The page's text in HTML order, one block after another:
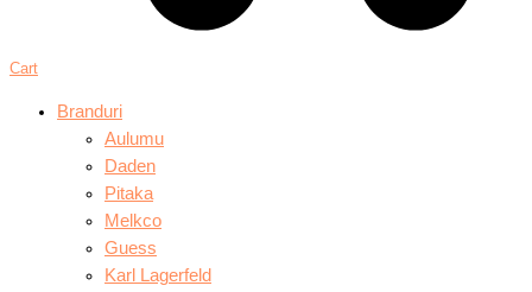
Cart
Branduri
Aulumu
Daden
Pitaka
Melkco
Guess
Karl Lagerfeld